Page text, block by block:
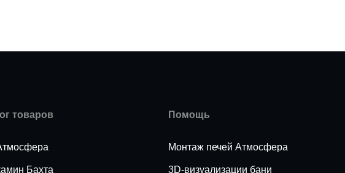
товаров
Бахта
Помощь
Монтаж печей Атмосфера
3D-визуализации бани